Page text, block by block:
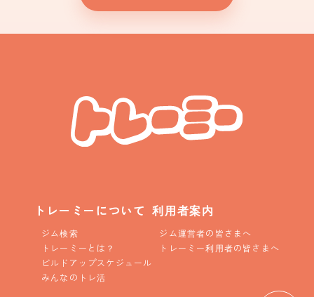
トレーミーについて
ジム検索
トレーミーとは？
ビルドアップスケジュール
みんなのトレ活
利用者案内
ジム運営者の皆さまへ
トレーミー利用者の皆さまへ